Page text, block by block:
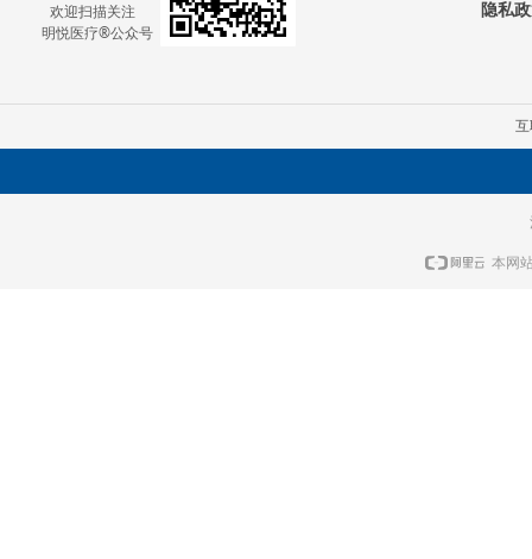
隐私
欢迎扫描关注
明悦医疗®公众号
本网